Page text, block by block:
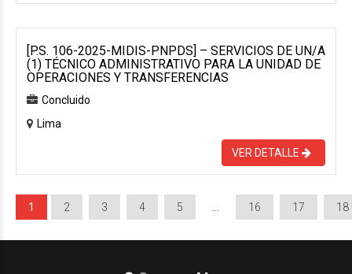
[P.S. 106-2025-MIDIS-PNPDS] – SERVICIOS DE UN/A
(1) TÉCNICO ADMINISTRATIVO PARA LA UNIDAD DE
OPERACIONES Y TRANSFERENCIAS
Concluido
Lima
VER DETALLE
1 2 3 4 5 16 17 18